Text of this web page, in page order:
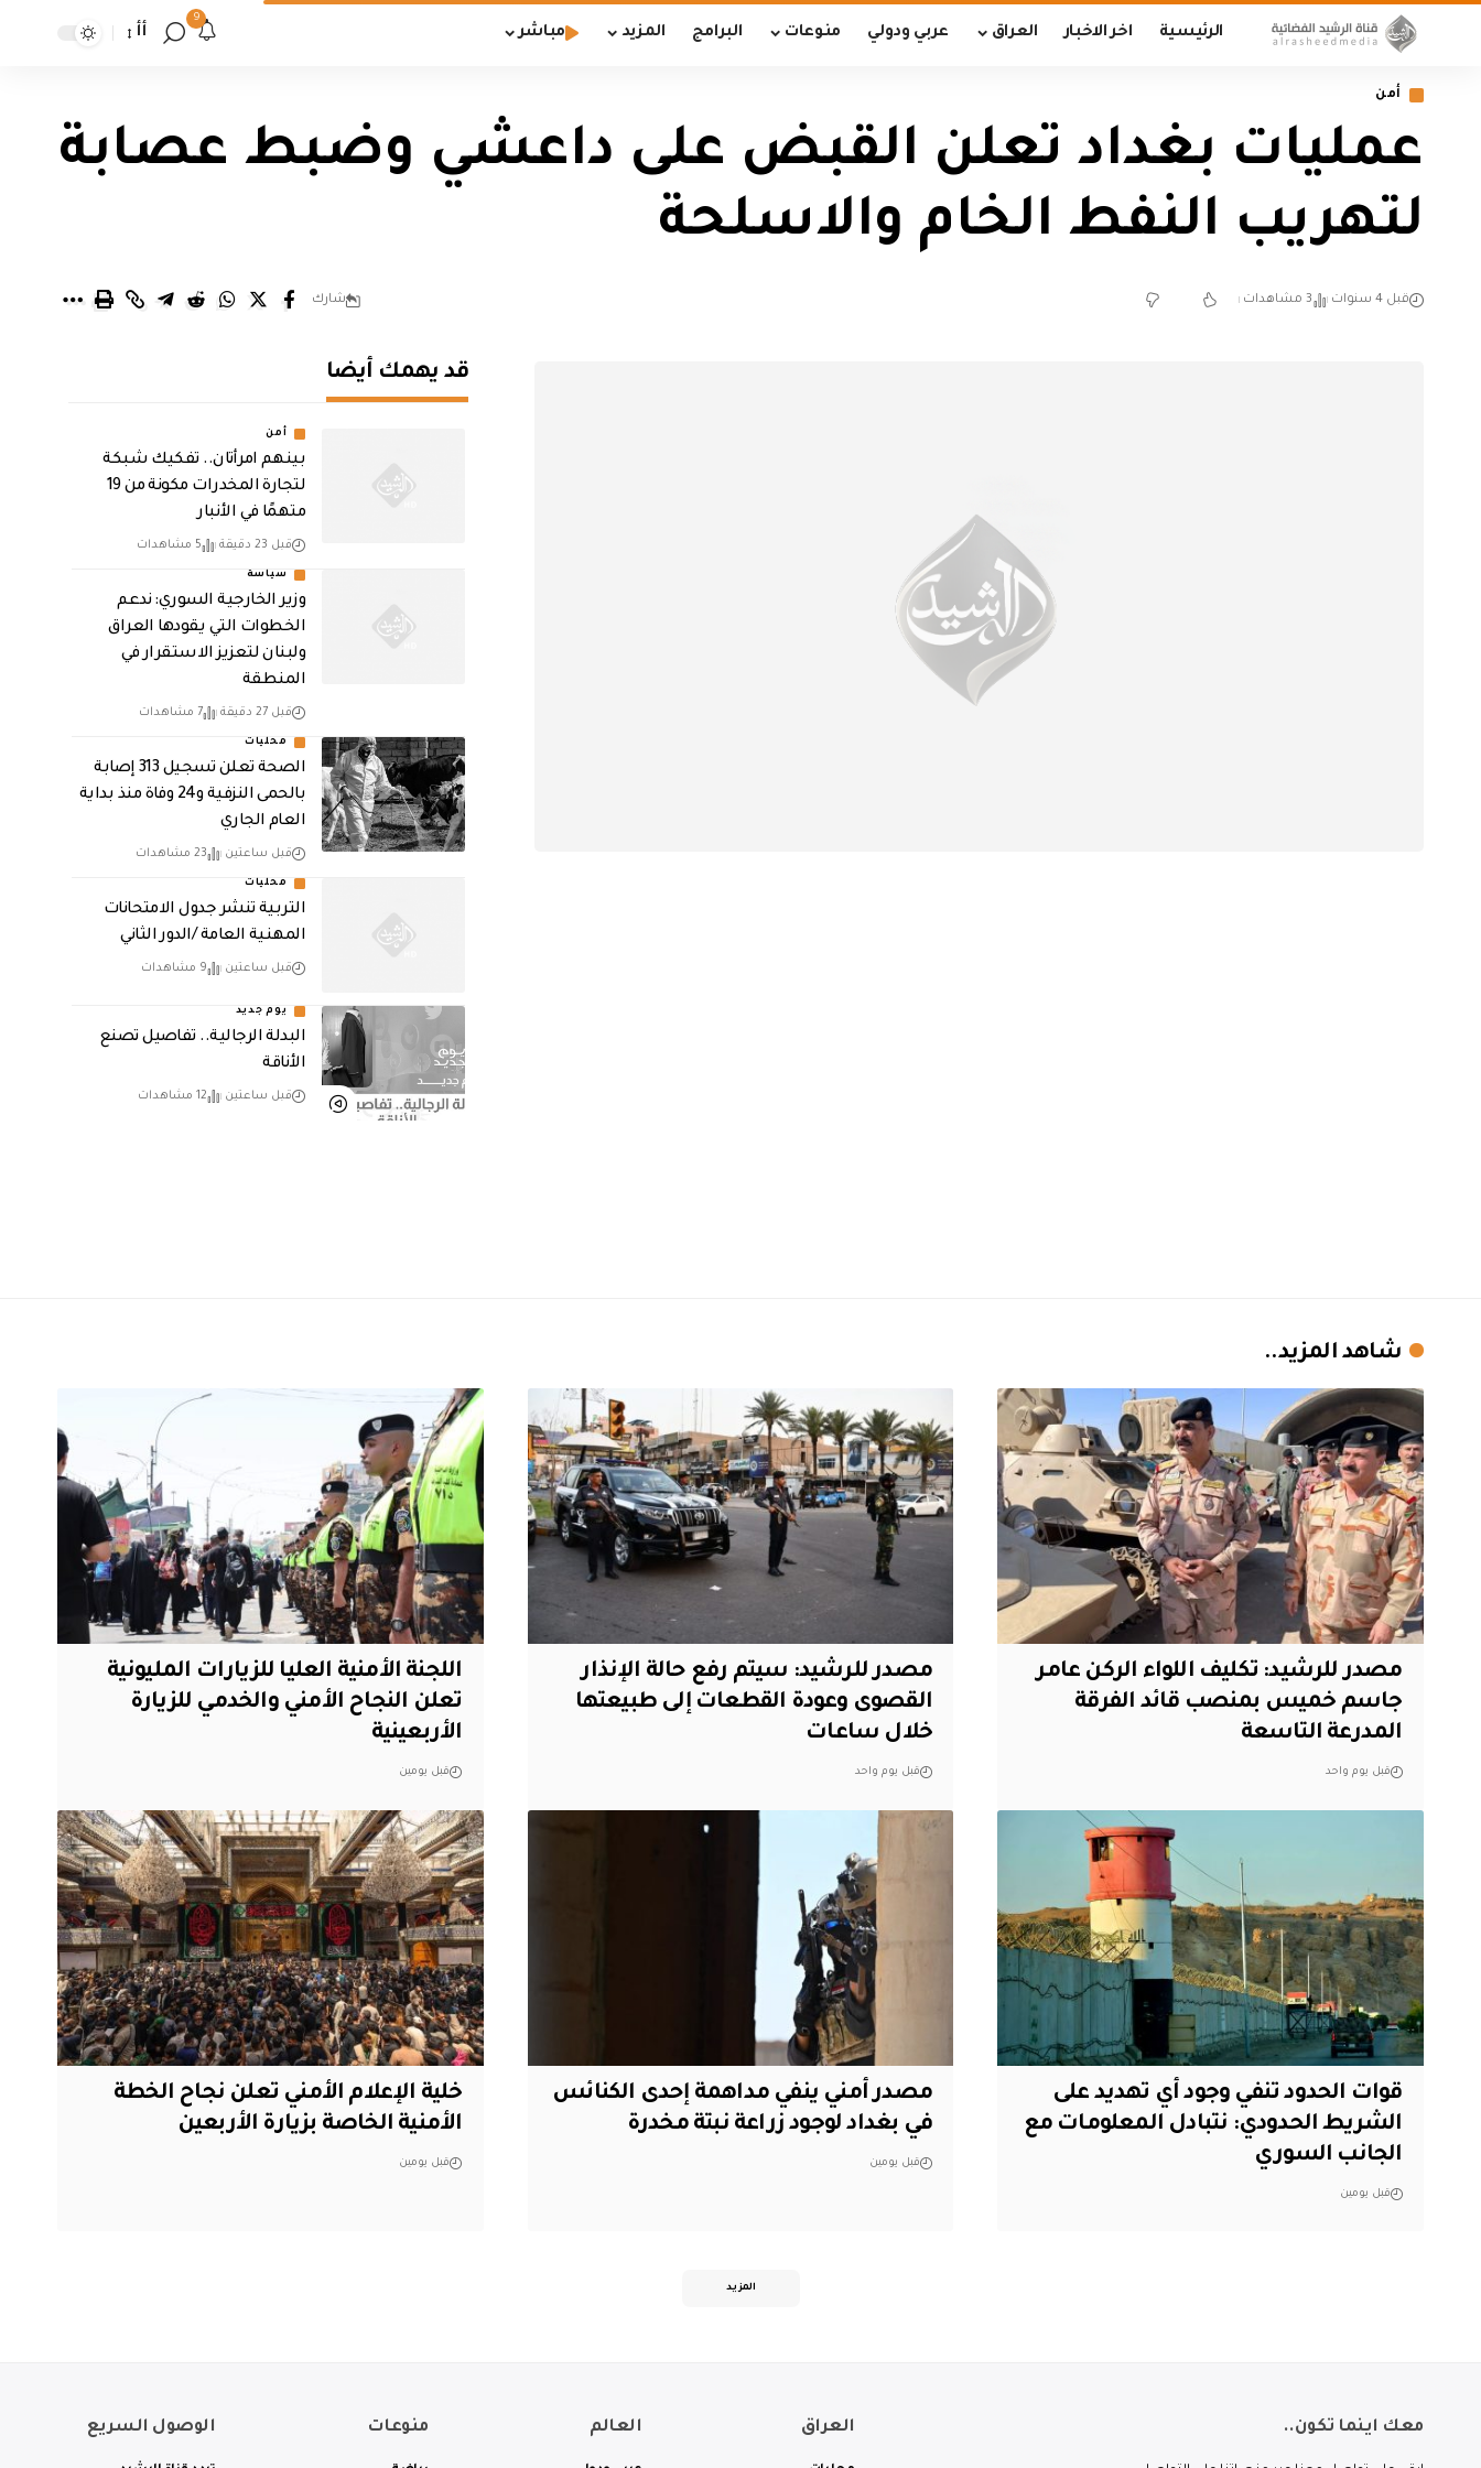
الرئيسية اخر الاخبار العراق عربي ودولي منوعات البرامج المزيد مباشر
9
أأ
أمن
عمليات بغداد تعلن القبض على داعشي وضبط عصابة
لتهريب النفط الخام والاسلحة
قبل 4 سنوات 3 مشاهدات شارك
قد يهمك أيضا
أمن
بينهم امرأتان.. تفكيك شبكة
لتجارة المخدرات مكونة من 19
متهمًا في الأنبار
قبل 23 دقيقة 5 مشاهدات
سياسة
وزير الخارجية السوري: ندعم
الخطوات التي يقودها العراق
ولبنان لتعزيز الاستقرار في
المنطقة
قبل 27 دقيقة 7 مشاهدات
محليات
الصحة تعلن تسجيل 313 إصابة
بالحمى النزفية و24 وفاة منذ بداية
العام الجاري
قبل ساعتين 23 مشاهدات
محليات
التربية تنشر جدول الامتحانات
المهنية العامة /الدور الثاني
قبل ساعتين 9 مشاهدات
يوم جديد
البدلة الرجالية.. تفاصيل تصنع
الأناقة
قبل ساعتين 12 مشاهدات
شاهد المزيد..
مصدر للرشيد: تكليف اللواء الركن عامر
جاسم خميس بمنصب قائد الفرقة
المدرعة التاسعة
قبل يوم واحد
مصدر للرشيد: سيتم رفع حالة الإنذار
القصوى وعودة القطعات إلى طبيعتها
خلال ساعات
قبل يوم واحد
اللجنة الأمنية العليا للزيارات المليونية
تعلن النجاح الأمني والخدمي للزيارة
الأربعينية
قبل يومين
قوات الحدود تنفي وجود أي تهديد على
الشريط الحدودي: نتبادل المعلومات مع
الجانب السوري
قبل يومين
مصدر أمني ينفي مداهمة إحدى الكنائس
في بغداد لوجود زراعة نبتة مخدرة
قبل يومين
خلية الإعلام الأمني تعلن نجاح الخطة
الأمنية الخاصة بزيارة الأربعين
قبل يومين
المزيد
معك اينما تكون.. العراق العالم منوعات الوصول السريع